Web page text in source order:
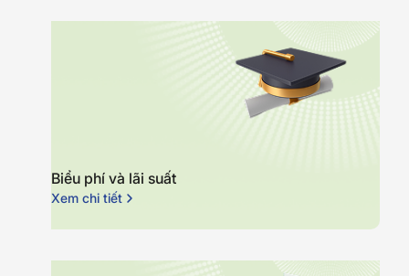
Biểu phí và lãi suất
Xem chi tiết